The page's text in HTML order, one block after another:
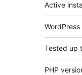
Active
Tested up
PHP